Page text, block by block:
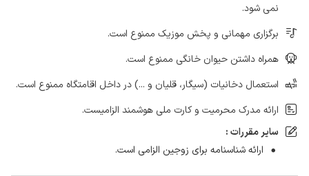
نمی شود.
برگزاری مهمانی و پخش موزیک ممنوع است.
همراه داشتن حیوان خانگی ممنوع است.
استعمال دخانیات (سیگار، قلیان و ...) در داخل اقامتگاه ممنوع است.
ارائه مدرک محرمیت و کارت ملی هوشمند الزامیست.
سایر مقررات :
ارائه شناسنامه برای زوجین الزامی است.